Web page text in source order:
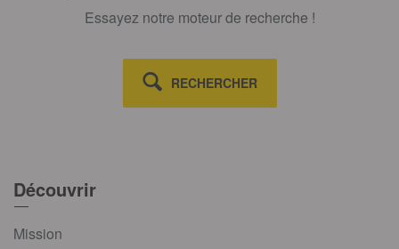
Essayez notre moteur de recherche !
RECHERCHER
Découvrir
Mission